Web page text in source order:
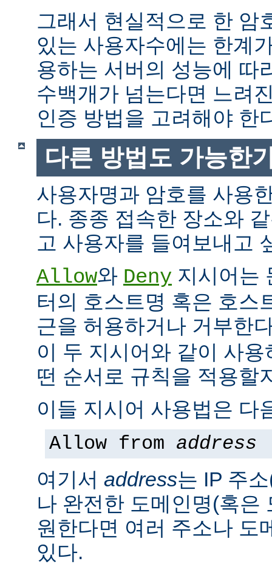
그래서 현실적으로 한 암
있는 사용자수에는 한계
용하는 서버의 성능에 따
수백개가 넘는다면 느려
인증 방법을 고려해야 한
다른 방법도 가능한
사용자명과 암호를 사용
다. 종종 접속한 장소와
고 사용자를 들여보내고
Allow와 Deny 지시어는
터의 호스트명 혹은 호스
근을 허용하거나 거부한
이 두 지시어와 같이 사
떤 순서로 규칙을 적용할
이들 지시어 사용법은 다
Allow from address
여기서 address는 IP 주
나 완전한 도메인명(혹은
원한다면 여러 주소나 도
있다.